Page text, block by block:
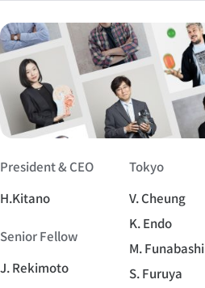
President & CEO
H.Kitano
Senior Fellow
J. Rekimoto
Tokyo
V. Cheung
K. Endo
M. Funabashi
S. Furuya